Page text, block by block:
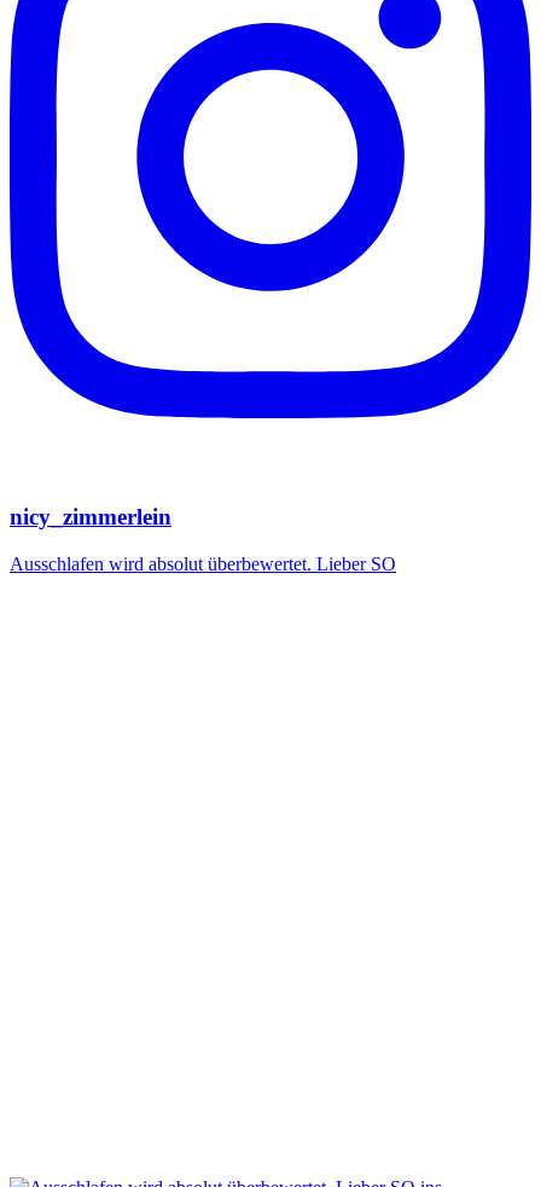
nicy_zimmerlein
Ausschlafen wird absolut überbewertet. Lieber SO